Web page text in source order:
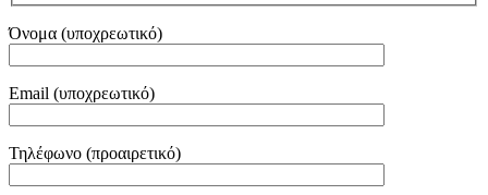
Όνομα (υποχρεωτικό)
Email (υποχρεωτικό)
Τηλέφωνο (προαιρετικό)